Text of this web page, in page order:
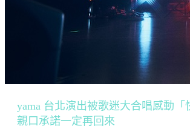
yama 台北演出被歌迷大合唱感動「
親口承諾一定再回來